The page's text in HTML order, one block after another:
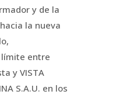
y de la
la nueva
entre
y VISTA
S.A.U. en los